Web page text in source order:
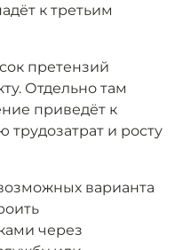
к третьим
претензий
Отдельно там
приведёт к
и росту
варианта
через